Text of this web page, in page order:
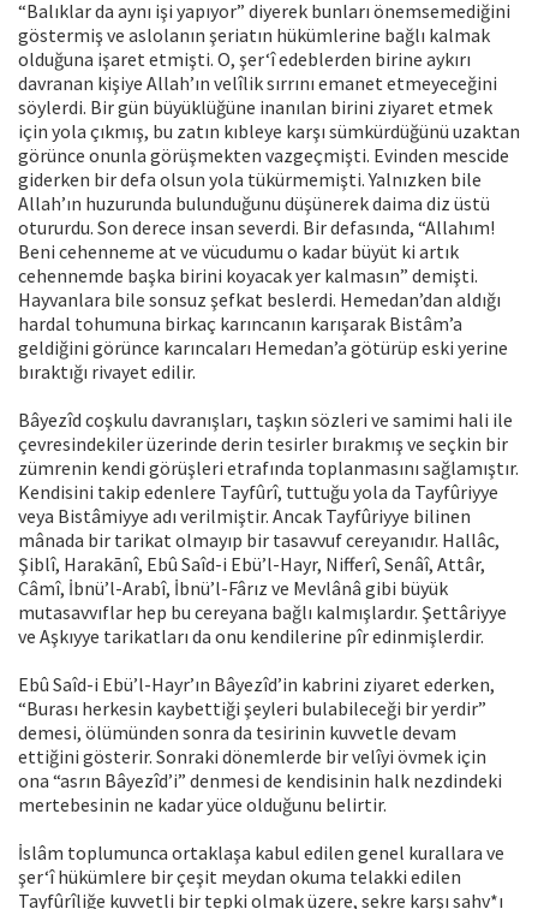
“Balıklar da aynı işi yapıyor” diyerek bunları önemsemediğini
göstermiş ve aslolanın şeriatın hükümlerine bağlı kalmak
olduğuna işaret etmişti. O, şer‘î edeblerden birine aykırı
davranan kişiye Allah’ın velîlik sırrını emanet etmeyeceğini
söylerdi. Bir gün büyüklüğüne inanılan birini ziyaret etmek
için yola çıkmış, bu zatın kıbleye karşı sümkürdüğünü uzaktan
görünce onunla görüşmekten vazgeçmişti. Evinden mescide
giderken bir defa olsun yola tükürmemişti. Yalnızken bile
Allah’ın huzurunda bulunduğunu düşünerek daima diz üstü
otururdu. Son derece insan severdi. Bir defasında, “Allahım!
Beni cehenneme at ve vücudumu o kadar büyüt ki artık
cehennemde başka birini koyacak yer kalmasın” demişti.
Hayvanlara bile sonsuz şefkat beslerdi. Hemedan’dan aldığı
hardal tohumuna birkaç karıncanın karışarak Bistâm’a
geldiğini görünce karıncaları Hemedan’a götürüp eski yerine
bıraktığı rivayet edilir.
Bâyezîd coşkulu davranışları, taşkın sözleri ve samimi hali ile
çevresindekiler üzerinde derin tesirler bırakmış ve seçkin bir
zümrenin kendi görüşleri etrafında toplanmasını sağlamıştır.
Kendisini takip edenlere Tayfûrî, tuttuğu yola da Tayfûriyye
veya Bistâmiyye adı verilmiştir. Ancak Tayfûriyye bilinen
mânada bir tarikat olmayıp bir tasavvuf cereyanıdır. Hallâc,
Şiblî, Harakānî, Ebû Saîd-i Ebü’l-Hayr, Nifferî, Senâî, Attâr,
Câmî, İbnü’l-Arabî, İbnü’l-Fârız ve Mevlânâ gibi büyük
mutasavvıflar hep bu cereyana bağlı kalmışlardır. Şettâriyye
ve Aşkıyye tarikatları da onu kendilerine pîr edinmişlerdir.
Ebû Saîd-i Ebü’l-Hayr’ın Bâyezîd’in kabrini ziyaret ederken,
“Burası herkesin kaybettiği şeyleri bulabileceği bir yerdir”
demesi, ölümünden sonra da tesirinin kuvvetle devam
ettiğini gösterir. Sonraki dönemlerde bir velîyi övmek için
ona “asrın Bâyezîd’i” denmesi de kendisinin halk nezdindeki
mertebesinin ne kadar yüce olduğunu belirtir.
İslâm toplumunca ortaklaşa kabul edilen genel kurallara ve
şer‘î hükümlere bir çeşit meydan okuma telakki edilen
Tayfûrîliğe kuvvetli bir tepki olmak üzere, sekre karşı sahv*ı